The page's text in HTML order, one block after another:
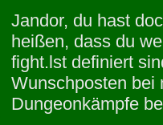
Jandor, du hast
heißen, dass du
fight.lst definiert
Wunschposten bei
Dungeonkämpfe